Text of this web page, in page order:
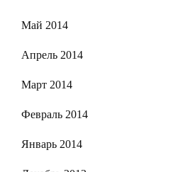
Май 2014
Апрель 2014
Март 2014
Февраль 2014
Январь 2014